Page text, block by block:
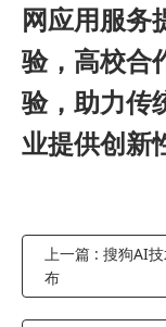
网应用服务
验，高校合
验，助力传
业提供创新
上一篇 : 搜狗AI
布